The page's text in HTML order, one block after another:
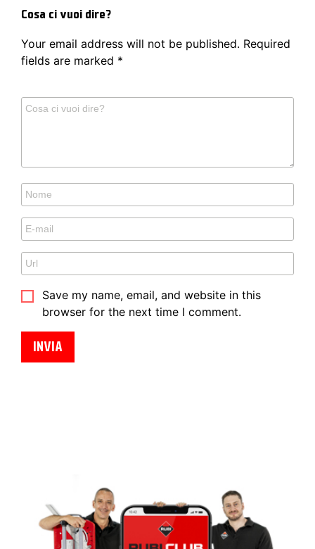
Cosa ci vuoi dire?
Your email address will not be published. Required
fields are marked *
Save my name, email, and website in this
browser for the next time I comment.